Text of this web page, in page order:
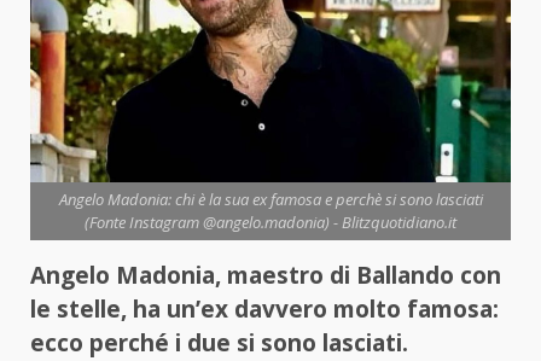
Angelo Madonia: chi è la sua ex famosa e perchè si sono lasciati
(Fonte Instagram @angelo.madonia) - Blitzquotidiano.it
Angelo Madonia, maestro di Ballando con
le stelle, ha un’ex davvero molto famosa:
ecco perché i due si sono lasciati.